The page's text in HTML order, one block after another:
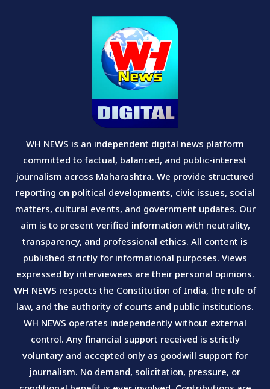
WH NEWS is an independent digital news platform
committed to factual, balanced, and public-interest
journalism across Maharashtra. We provide structured
reporting on political developments, civic issues, social
matters, cultural events, and government updates. Our
aim is to present verified information with neutrality,
transparency, and professional ethics. All content is
published strictly for informational purposes. Views
expressed by interviewees are their personal opinions.
WH NEWS respects the Constitution of India, the rule of
law, and the authority of courts and public institutions.
WH NEWS operates independently without external
control. Any financial support received is strictly
voluntary and accepted only as goodwill support for
journalism. No demand, solicitation, pressure, or